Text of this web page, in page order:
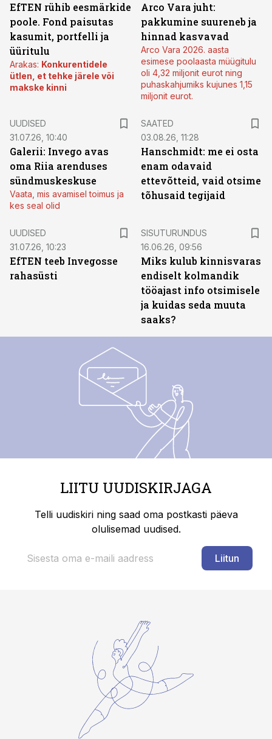
EfTEN rühib eesmärkide
poole. Fond paisutas
kasumit, portfelli ja
üüritulu
Arakas: Konkurentidele
ütlen, et tehke järele või
makske kinni
Arco Vara juht:
pakkumine suureneb ja
hinnad kasvavad
Arco Vara 2026. aasta
esimese poolaasta müügitulu
oli 4,32 miljonit eurot ning
puhaskahjumiks kujunes 1,15
miljonit eurot.
UUDISED
31.07.26, 10:40
Galerii: Invego avas
oma Riia arenduses
sündmuskeskuse
Vaata, mis avamisel toimus ja
kes seal olid
SAATED
03.08.26, 11:28
Hanschmidt: me ei osta
enam odavaid
ettevõtteid, vaid otsime
tõhusaid tegijaid
UUDISED
31.07.26, 10:23
EfTEN teeb Invegosse
rahasüsti
SISUTURUNDUS
16.06.26, 09:56
Miks kulub kinnisvaras
endiselt kolmandik
tööajast info otsimisele
ja kuidas seda muuta
saaks?
LIITU UUDISKIRJAGA
Telli uudiskiri ning saad oma postkasti päeva
olulisemad uudised.
Liitun